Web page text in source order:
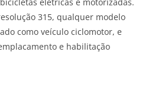
315, qualquer modelo
como veículo ciclomotor, e
e habilitação